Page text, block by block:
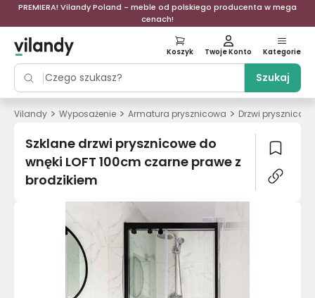
PREMIERA! Vilandy Poland - meble od polskiego producenta w mega
cenach!
Szukaj
Koszyk Twoje Konto Kategorie
Vilandy > Wyposażenie > Armatura prysznicowa > Drzwi prysznicowe
Szklane drzwi prysznicowe do
wnęki LOFT 100cm czarne prawe z
brodzikiem